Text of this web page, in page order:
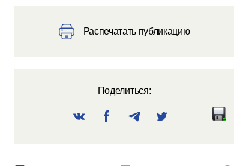
Распечатать публикацию
Поделиться: